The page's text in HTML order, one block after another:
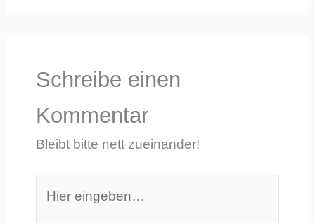
Schreibe einen
Kommentar
Bleibt bitte nett zueinander!
eingeben…